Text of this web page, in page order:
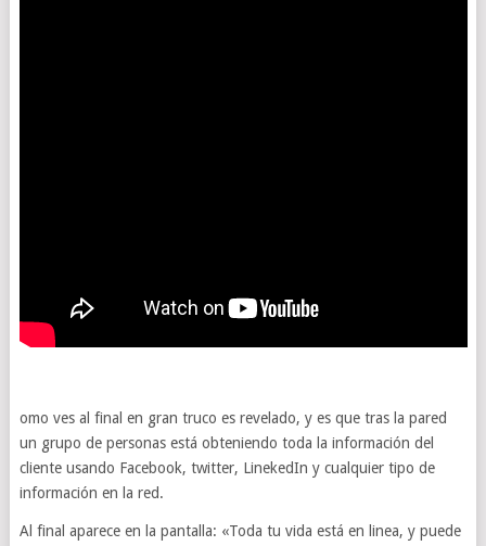
omo ves al final en gran truco es revelado, y es que tras la pared
un grupo de personas está obteniendo toda la información del
cliente usando Facebook, twitter, LinekedIn y cualquier tipo de
información en la red.
Al final aparece en la pantalla: «Toda tu vida está en linea, y puede